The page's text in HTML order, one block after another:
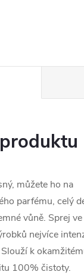
můžete ho na
parfému, celý
vůně. Sprej
nejvíce
k
100% čistoty.